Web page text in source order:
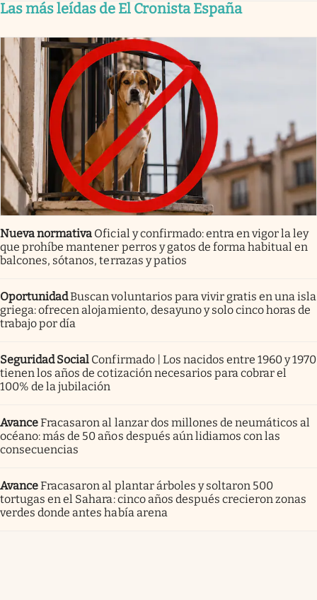
Las más leídas de El Cronista España
Nueva normativa Oficial y confirmado: entra en vigor la ley
que prohíbe mantener perros y gatos de forma habitual en
balcones, sótanos, terrazas y patios
OportunidadBuscan voluntarios para vivir gratis en una isla
griega: ofrecen alojamiento, desayuno y solo cinco horas de
trabajo por día
Seguridad Social Confirmado | Los nacidos entre 1960 y 1970
tienen los años de cotización necesarios para cobrar el
100% de la jubilación
AvanceFracasaron al lanzar dos millones de neumáticos al
océano: más de 50 años después aún lidiamos con las
consecuencias
AvanceFracasaron al plantar árboles y soltaron 500
tortugas en el Sahara: cinco años después crecieron zonas
verdes donde antes había arena